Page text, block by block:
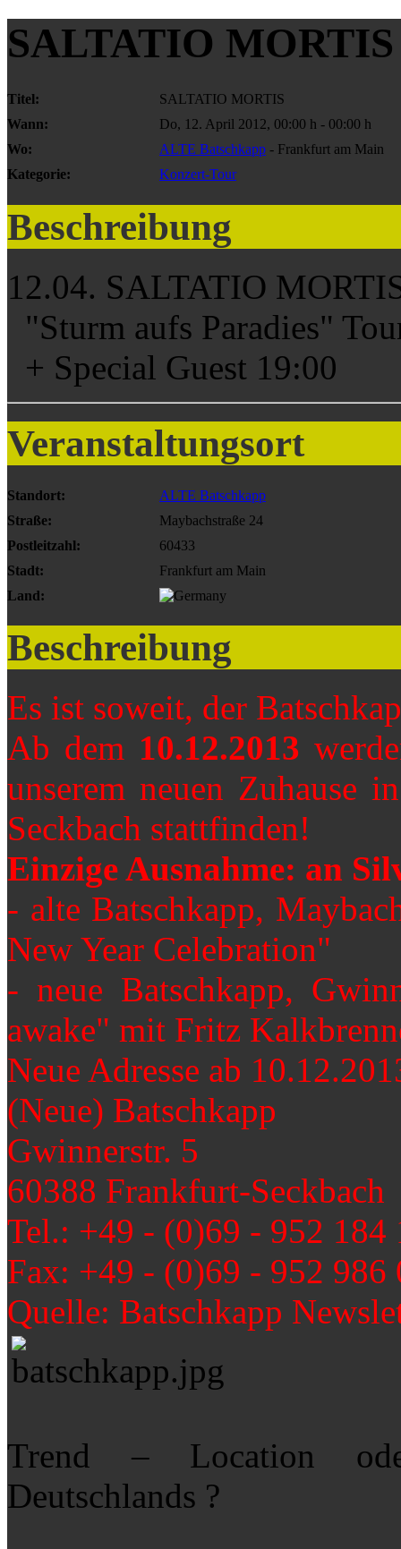
SALTATIO MORTIS
Titel:
SALTATIO MORTIS
Wann:
Do, 12. April 2012, 00:00 h - 00:00 h
Wo:
ALTE Batschkapp - Frankfurt am Main
Kategorie:
Konzert-Tour
Beschreibung
12.04. SALTATIO
"Sturm aufs Paradies"
+ Special Guest 19:00
Veranstaltungsort
Standort:
ALTE Batschkapp
Straße:
Maybachstraße 24
Postleitzahl:
60433
Stadt:
Frankfurt am Main
Land:
Beschreibung
Es ist soweit, der
Ab dem 10.12.2013
unserem neuen Zuhause
Seckbach stattfinden!
Einzige Ausnahme: an
- alte Batschkapp,
New Year Celebration"
- neue Batschkapp,
awake" mit Fritz
Neue Adresse ab
(Neue) Batschkapp
Gwinnerstr. 5
60388 Frankfurt-Seckbach
Tel.: +49 - (0)69 - 952 184
Fax: +49 - (0)69 - 952 986
Quelle: Batschkapp
Trend – Location
Deutschlands ?